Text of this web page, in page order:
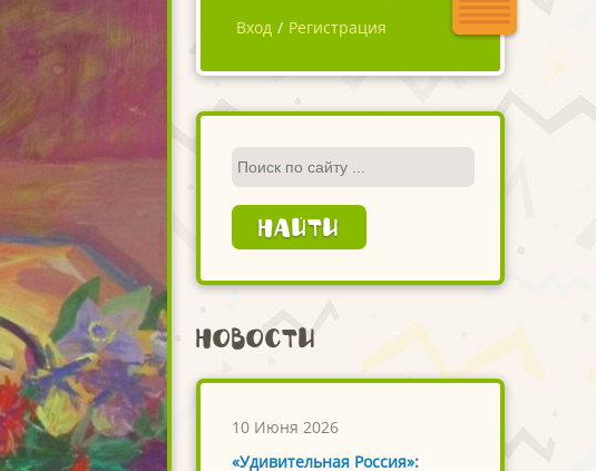
Вход / Регистрация
Новости
10 Июня 2026
«Удивительная Россия»: